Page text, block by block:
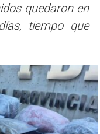
quedaron en
tiempo que